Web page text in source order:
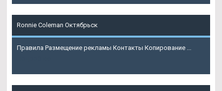
Ronnie Coleman Октябрьск
Правила Размещение рекламы Контакты Копирование ...